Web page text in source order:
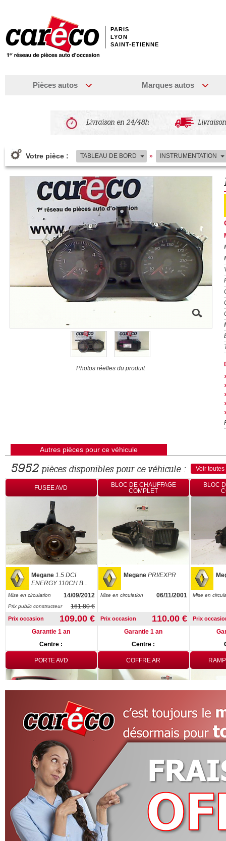
PARIS
LYON
SAINT-ETIENNE
Pièces autos Marques autos
Livraison en 24/48h
Votre pièce : TABLEAU DE BORD » INSTRUMENTATION
Photos réelles du produit
Autres pièces pour ce véhicule
5952 pièces disponibles pour ce véhicule : Voir
FUSEE AVD
Megane 1.5 DCI
ENERGY 110CH B...
Mise en circulation 14/09/2012
Prix public constructeur 161.80 €
Prix occasion 109.00 €
Garantie 1 an
Centre :
BLOC DE CHAUFFAGE
COMPLET
Megane PRI/EXPR
Mise en circulation 06/11/2001
Prix occasion 110.00 €
Garantie 1 an
Centre :
BLOC
Mise en
Prix
PORTE AVD
Megane1.6
Mise en circulation 01/12/1998
Prix occasion 219.67 €
Garantie 1 an
Centre :
COFFRE AR
Megane
Mise en circulation 03/02/1997
Prix occasion 72.27 €
Garantie 1 an
Centre :
Mise en
BLOC DE CHAUFFAGE
COMPLET
AIRBAG VOLANT